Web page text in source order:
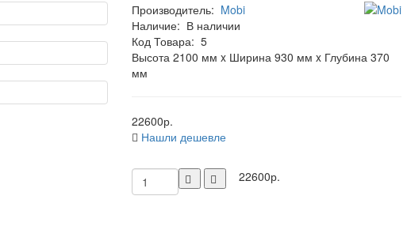
Производитель: Mobi
Наличие: В наличии
Код Товара: 5
Высота 2100 мм x Ширина 930 мм x Глубина 370
мм
22600р.
Нашли дешевле
22600р.